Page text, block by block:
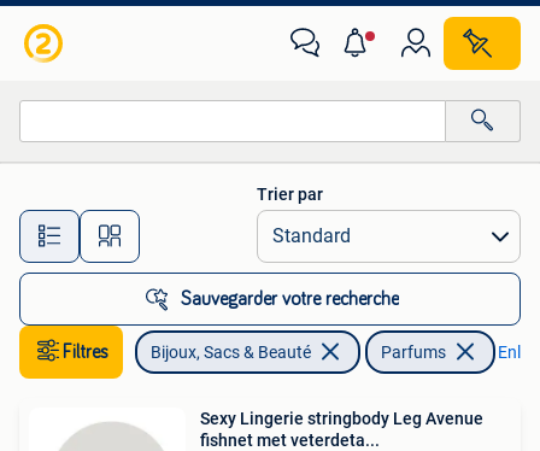
Toutes les distances…
Trier par
Sauvegarder votre recherche
Filtres Bijoux, Sacs & Beauté Parfums
Sexy Lingerie stringbody Leg Avenue
fishnet met veterdeta...